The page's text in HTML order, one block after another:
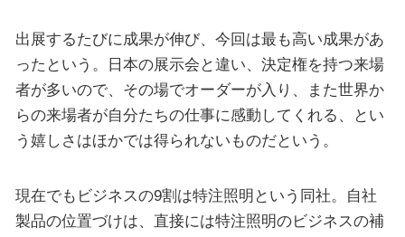
出展するたびに成果が伸び、今回は最も高い成果があ
ったという。日本の展示会と違い、決定権を持つ来場
者が多いので、その場でオーダーが入り、また世界か
らの来場者が自分たちの仕事に感動してくれる、とい
う嬉しさはほかでは得られないものだという。
現在でもビジネスの9割は特注照明という同社。自社
製品の位置づけは、直接には特注照明のビジネスの補